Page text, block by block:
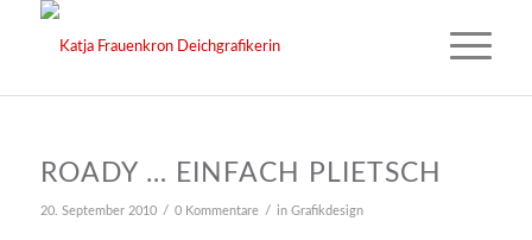
ROADY … EINFACH PLIETSCH
20. September 2010 / 0 Kommentare / in Grafikdesign